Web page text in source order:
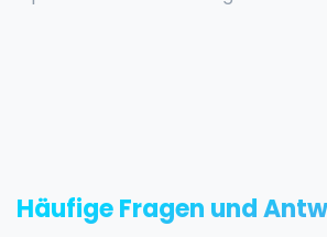
Häufige Fragen und